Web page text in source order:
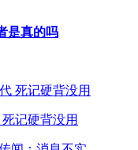
是真的吗
记硬背没用